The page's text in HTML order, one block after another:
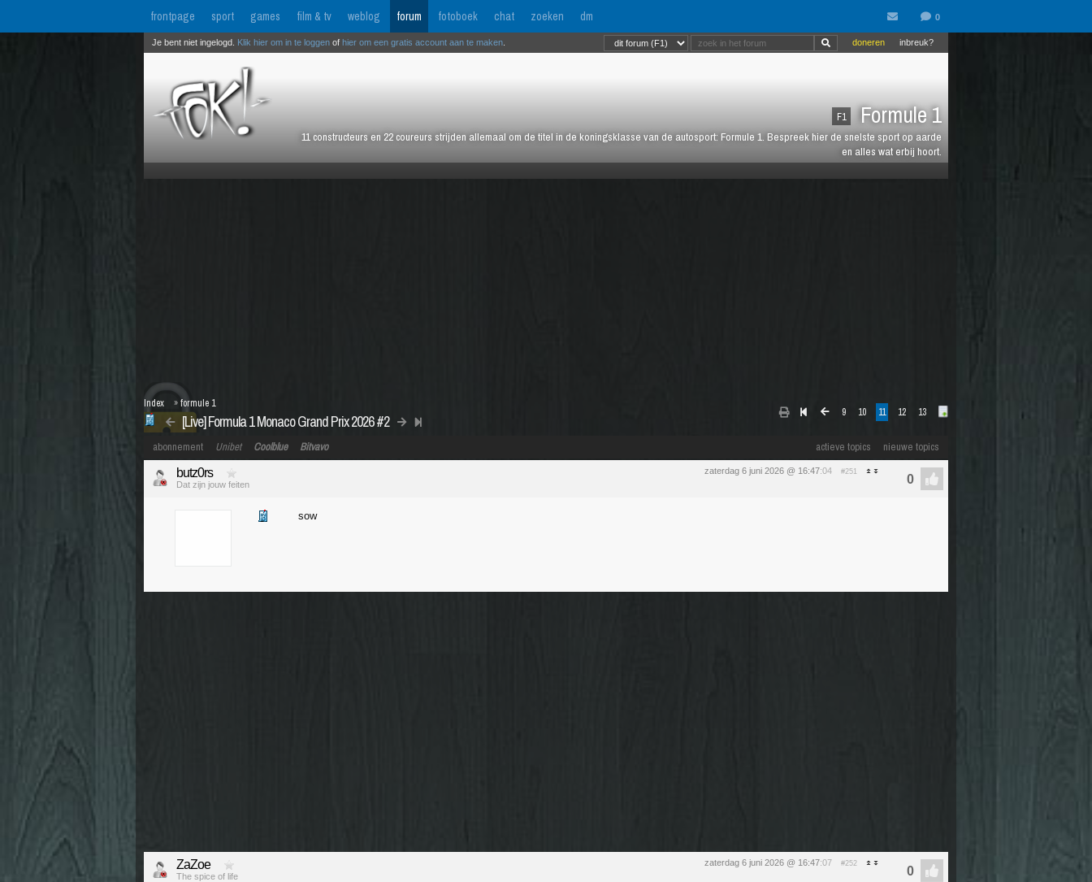
frontpage sport games film & tv weblog forum fotoboek chat zoeken dm
F1 Formule 1
11 constructeurs en 22 coureurs strijden allemaal om de titel in de koningsklasse van de autosport: Formule 1. Bespreek hier de snelste sport op aarde
en alles wat erbij hoort.
inbreuk?
doneren
Je bent niet ingelogd. Klik hier om in te loggen of hier om een gratis account aan te maken
9 10 11 12 13
[Live] Formula 1 Monaco Grand Prix 2026 #2
Index »formule 1
actieve topics nieuwe topics
abonnement Unibet Coolblue Bitvavo
zaterdag 6 juni 2026 @ 16:47:04 #251
butz0rs
Dat zijn jouw feiten
sow
zaterdag 6 juni 2026 @ 16:47:07 #252
ZaZoe
The spice of life